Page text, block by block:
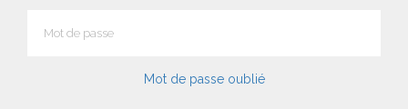
Mot de passe oublié